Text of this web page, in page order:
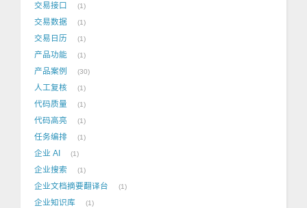
交易接口 1
交易数据 1
交易日历 1
产品功能 1
产品案例 30
人工复核 1
代码质量 1
代码高亮 1
任务编排 1
企业 AI 1
企业搜索 1
企业文档摘要翻译台 1
企业知识库 1